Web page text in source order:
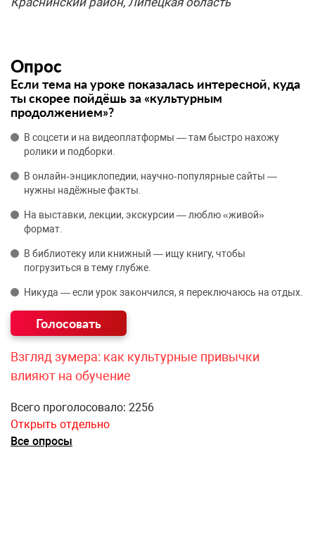
Опрос
Если тема на уроке показалась интересной, куда
ты скорее пойдёшь за «культурным
продолжением»?
В соцсети и на видеоплатформы — там быстро нахожу
ролики и подборки.
В онлайн‑энциклопедии, научно‑популярные сайты —
нужны надёжные факты.
На выставки, лекции, экскурсии — люблю «живой»
формат.
В библиотеку или книжный — ищу книгу, чтобы
погрузиться в тему глубже.
Никуда — если урок закончился, я переключаюсь на отдых.
Взгляд зумера: как культурные привычки
влияют на обучение
Всего проголосовало: 2256
Открыть отдельно
Все опросы